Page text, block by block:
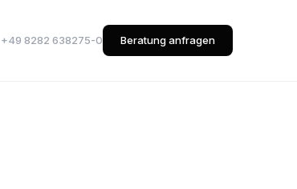
+49 8282 638275-0 Beratung anfragen